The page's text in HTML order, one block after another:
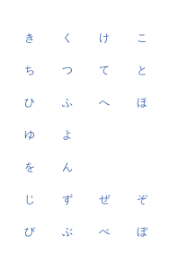
き く け こ
ち つ て と
ひ ふ へ ほ
ゆ よ
を ん
じ ず ぜ ぞ
び ぶ べ ぼ